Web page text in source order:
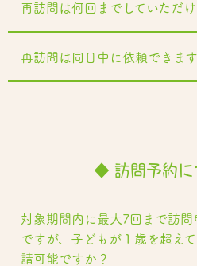
再訪問は何回までしていただけ
再訪問は同日中に依頼できま
◆ 訪問予約
対象期間内に最大7回まで訪問
ですが、子どもが１歳を超え
請可能ですか？